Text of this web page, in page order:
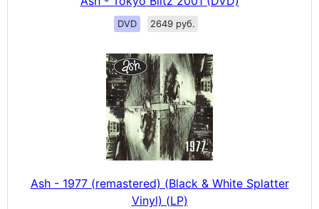
DVD 2649 руб.
Ash - 1977 (remastered) (Black & White Splatter
Vinyl) (LP)